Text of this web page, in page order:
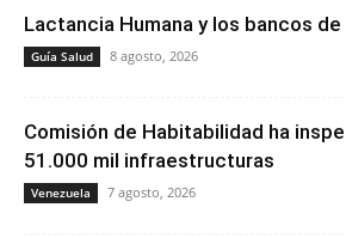
Lactancia Humana y los bancos
Guía Salud 8 agosto, 2026
Comisión de Habitabilidad ha
51.000 mil infraestructuras
Venezuela 7 agosto, 2026